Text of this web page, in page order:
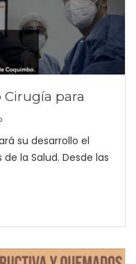
Cirugía para
su desarrollo el
la Salud. Desde las